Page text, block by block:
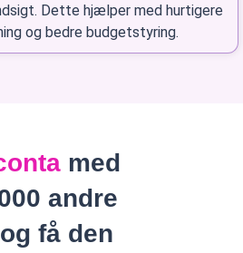
Dette hjælper med hurtigere
og bedre budgetstyring.
med
andre
få den